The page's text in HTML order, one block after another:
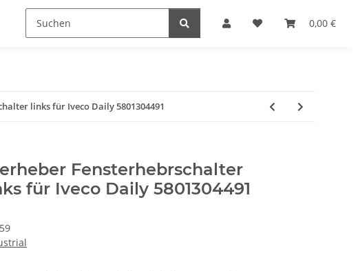
0,00 €
links für Iveco Daily 5801304491
Fensterhebrschalter
für Iveco Daily 5801304491